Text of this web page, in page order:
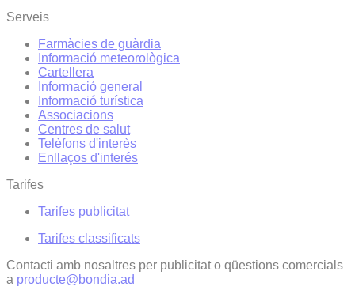
Serveis
Farmàcies de guàrdia
Informació meteorològica
Cartellera
Informació general
Informació turística
Associacions
Centres de salut
Telèfons d'interès
Enllaços d'interés
Tarifes
Tarifes publicitat
Tarifes classificats
Contacti amb nosaltres per publicitat o qüestions comercials
a producte@bondia.ad